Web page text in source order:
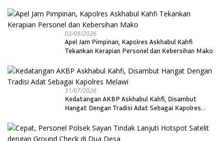
03/08/2026
Apel Jam Pimpinan, Kapolres Askhabul Kahfi
Tekankan Kerapian Personel dan Kebersihan Mako
31/07/2026
Kedatangan AKBP Askhabul Kahfi, Disambut
Hangat Dengan Tradisi Adat Sebagai Kapolres